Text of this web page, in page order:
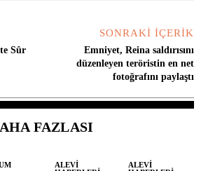
Sûr
SONRAKI İÇERIK
Emniyet, Reina saldırısını
düzenleyen teröristin en net
fotoğrafını paylaştı
FAZLASI
ALEVI
ALEVI